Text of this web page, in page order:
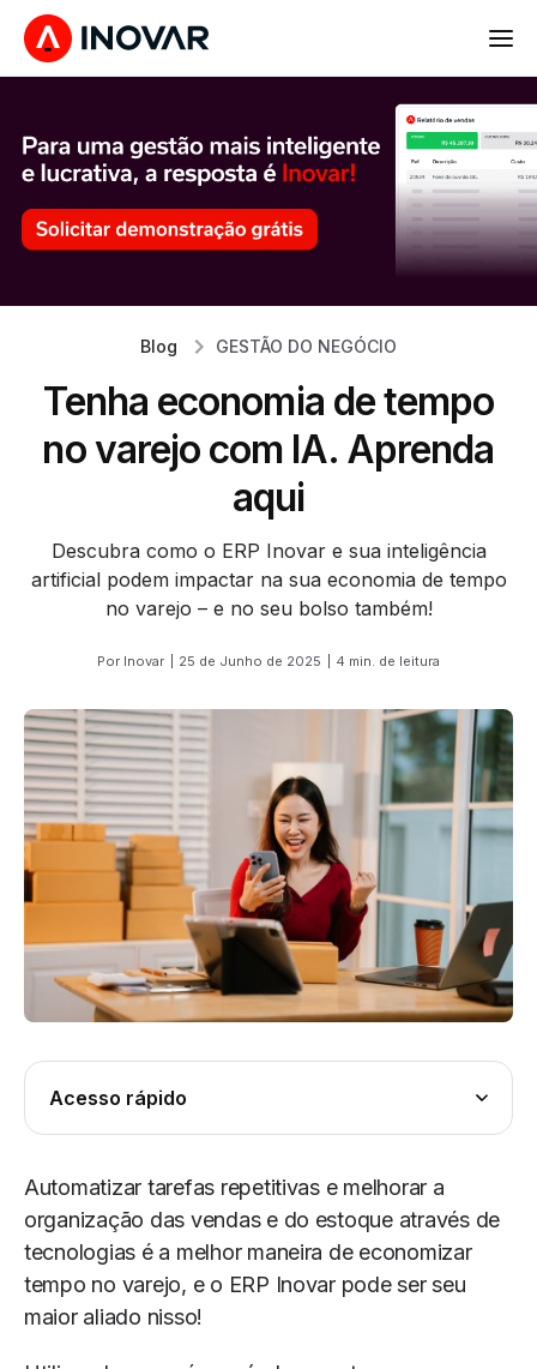
Blog GESTÃO DO NEGÓCIO
Tenha economia de tempo
no varejo com IA. Aprenda
aqui
Descubra como o ERP Inovar e sua inteligência
artificial podem impactar na sua economia de tempo
no varejo – e no seu bolso também!
Por Inovar 25 de Junho de 2025 4 min. de leitura
Acesso rápido
Automatizar tarefas repetitivas e melhorar a
organização das vendas e do estoque através de
tecnologias é a melhor maneira de economizar
tempo no varejo, e o ERP Inovar pode ser seu
maior aliado nisso!